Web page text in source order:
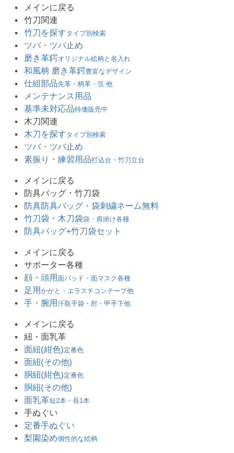
メインに戻る
竹刀関連
竹刀を探すタイプ別検索
ツバ・ツバ止め
磨き革鍔オリジナル絵柄と名入れ
和風柄 磨き革鍔豊富なデザイン
仕組部品先革・柄革・弦 他
メンテナンス用品
基準未対応品特価販売中
木刀関連
木刀を探すタイプ別検索
ツバ・ツバ止め
素振り・練習用品打込台・竹刀立台
メインに戻る
防具バッグ・竹刀袋
防具防具バッグ・袋刺繍ネーム無料
竹刀袋・木刀袋袋・肩掛け各種
防具バッグ+竹刀袋セット
メインに戻る
サポーター各種
顔・頭用面パッド・面マスク各種
足用かかと・エラスチコンテープ他
手・腕用汗取手袋・肘・甲手下他
メインに戻る
紐・面乳革
面紐(紺色)定番色
面紐(その他)
胴紐(紺色)定番色
胴紐(その他)
面乳革短2本・長1本
手ぬぐい
定番手ぬぐい
梨園染め個性的な絵柄